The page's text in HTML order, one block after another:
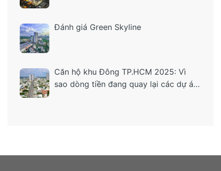
Đánh giá Green Skyline
Căn hộ khu Đông TP.HCM 2025: Vì
sao dòng tiền đang quay lại các dự án